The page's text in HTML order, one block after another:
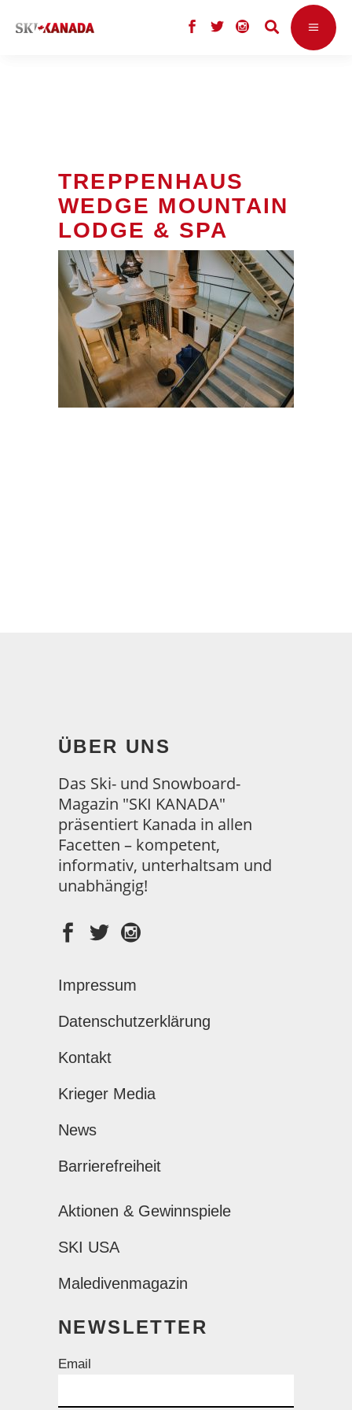
TREPPENHAUS
WEDGE MOUNTAIN
LODGE & SPA
ÜBER UNS
Das Ski- und Snowboard-
Magazin "SKI KANADA"
präsentiert Kanada in allen
Facetten – kompetent,
informativ, unterhaltsam und
unabhängig!
Impressum
Datenschutzerklärung
Kontakt
Krieger Media
News
Barrierefreiheit
Aktionen & Gewinnspiele
SKI USA
Maledivenmagazin
NEWSLETTER
Email